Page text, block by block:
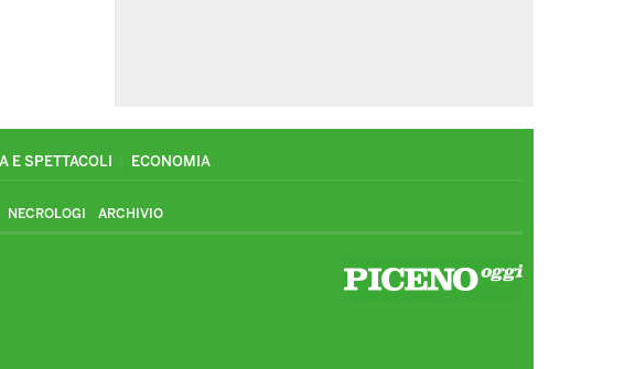
E SPETTACOLI ECONOMIA
NECROLOGI ARCHIVIO